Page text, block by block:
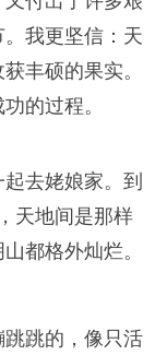
我更坚信：天
丰硕的果实。
的过程。
去姥娘家。到
天地间是那样
都格外灿烂。
跳的，像只活